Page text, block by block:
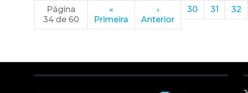
Página
34 de 60
«
Primeira
‹
Anterior
30 31 32